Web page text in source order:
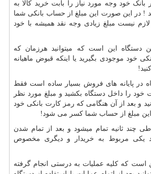
بانک خود وجه مورد نیاز را بابت خرید کالا به
! در این صورت این مبلغ از حساب بانکی شما
نیست مبلغ زیادی وجه نقد همیشه با خود
دستگاه این است که میتوانید هرزمان که
خود موجودی بگیرید یا اینکه قبوض ماهیانه
در پایانه های فروش بسیار ساده است فقط
را داخل دستگاه بکشید و مبلغ مورد نظر
و بعد از آن هنگامی که رمز کارت بانکی خود
این مبلغ از حساب شما کسر می شود!
چند ثانیه تمام میشود و بعد از تمام شدن
تایید یکی مربوط به خریدار و دیگری مخصوص
است که کلیه عملیات به درستی انجام گرفته